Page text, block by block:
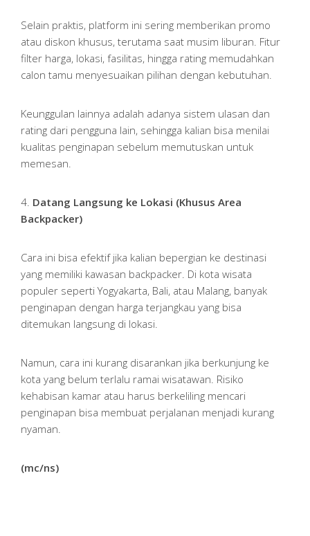
Selain praktis, platform ini sering memberikan promo
atau diskon khusus, terutama saat musim liburan. Fitur
filter harga, lokasi, fasilitas, hingga rating memudahkan
calon tamu menyesuaikan pilihan dengan kebutuhan.
Keunggulan lainnya adalah adanya sistem ulasan dan
rating dari pengguna lain, sehingga kalian bisa menilai
kualitas penginapan sebelum memutuskan untuk
memesan.
4. Datang Langsung ke Lokasi (Khusus Area
Backpacker)
Cara ini bisa efektif jika kalian bepergian ke destinasi
yang memiliki kawasan backpacker. Di kota wisata
populer seperti Yogyakarta, Bali, atau Malang, banyak
penginapan dengan harga terjangkau yang bisa
ditemukan langsung di lokasi.
Namun, cara ini kurang disarankan jika berkunjung ke
kota yang belum terlalu ramai wisatawan. Risiko
kehabisan kamar atau harus berkeliling mencari
penginapan bisa membuat perjalanan menjadi kurang
nyaman.
(mc/ns)